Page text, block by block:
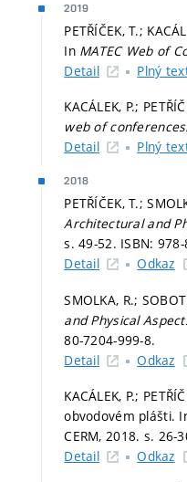
2019
PETŘÍČEK, T.;
In MATEC Web of
Detail
Plný
KACÁLEK, P.;
web of conferences.
Detail
Plný
2018
PETŘÍČEK, T.;
Architectural and
s. 49-52. ISBN:
Detail
Odkaz
SMOLKA, R.;
and Physical
80-7204-999-8.
Detail
Odkaz
KACÁLEK, P.;
obvodovém plášti.
CERM, 2018. s. 26-
Detail
Odkaz